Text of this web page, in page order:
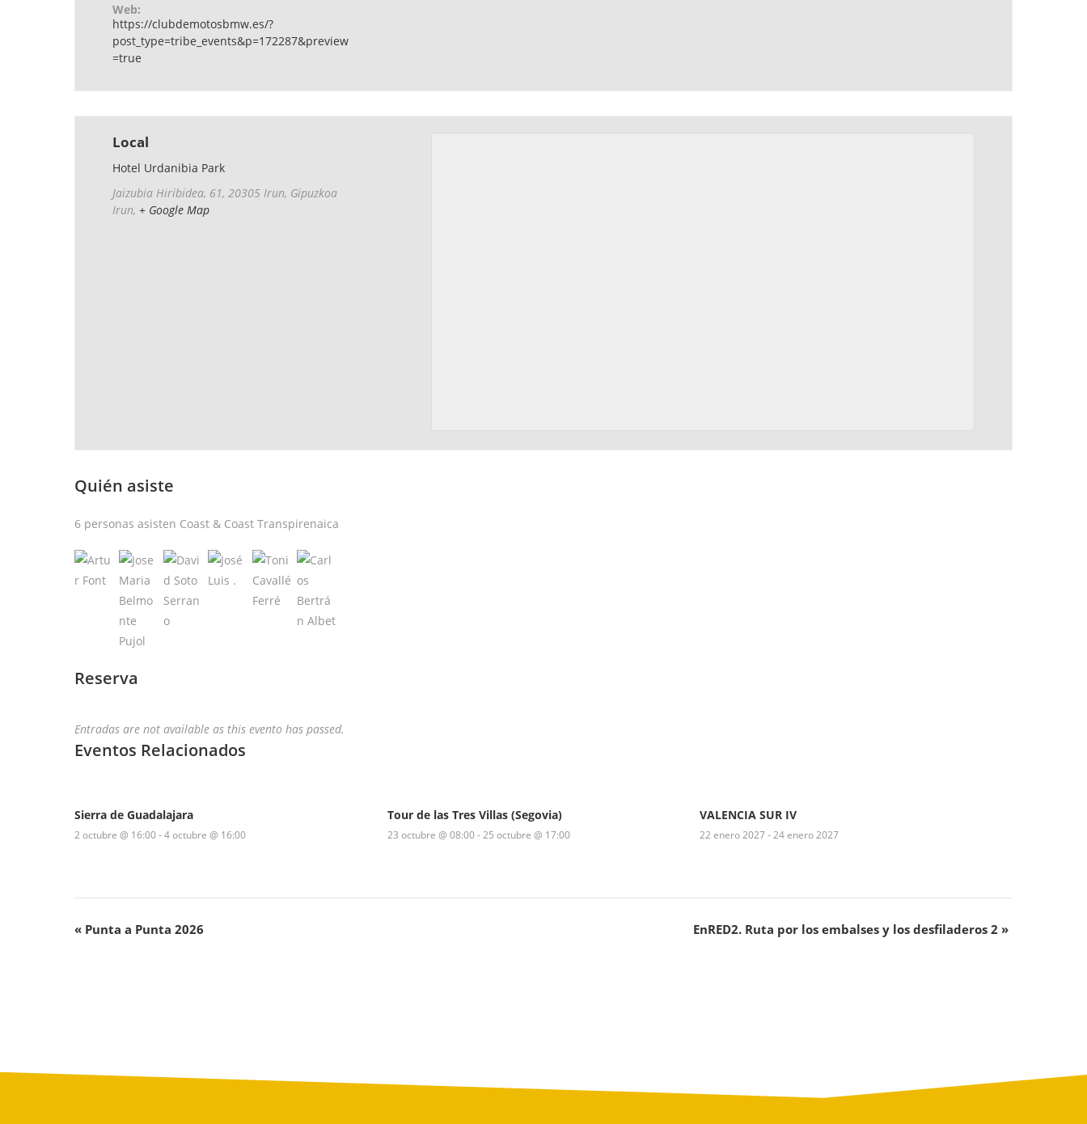
Web:
https://clubdemotosbmw.es/?
post_type=tribe_events&p=172287&preview
=true
Local
Hotel Urdanibia Park
Jaizubia Hiribidea, 61, 20305 Irun, Gipuzkoa
Irun, + Google Map
Quién asiste
6 personas asisten Coast & Coast Transpirenaica
Reserva
Entradas are not available as this evento has passed.
Eventos Relacionados
Sierra de Guadalajara
2 octubre @ 16:00-4 octubre @ 16:00
Tour de las Tres Villas (Segovia)
23 octubre @ 08:00-25 octubre @ 17:00
VALENCIA SUR IV
22 enero 2027-24 enero 2027
« Punta a Punta 2026 EnRED2. Ruta por los embalses y los desfiladeros 2 »